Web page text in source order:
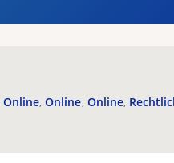
Online Online Online